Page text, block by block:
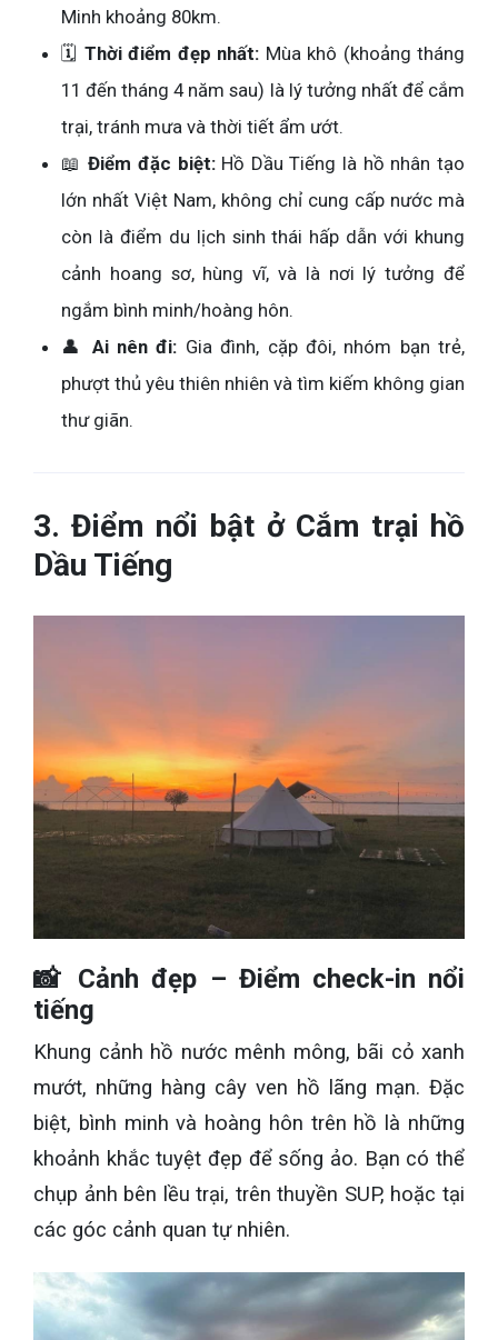
Minh khoảng 80km.
🗓️ Thời điểm đẹp nhất: Mùa khô (khoảng tháng
11 đến tháng 4 năm sau) là lý tưởng nhất để cắm
trại, tránh mưa và thời tiết ẩm ướt.
📖Điểm đặc biệt:Hồ Dầu Tiếng là hồ nhân tạo
lớn nhất Việt Nam, không chỉ cung cấp nước mà
còn là điểm du lịch sinh thái hấp dẫn với khung
cảnh hoang sơ, hùng vĩ, và là nơi lý tưởng để
ngắm bình minh/hoàng hôn.
👤 Ai nên đi: Gia đình, cặp đôi, nhóm bạn trẻ,
phượt thủ yêu thiên nhiên và tìm kiếm không gian
thư giãn.
3. Điểm nổi bật ở Cắm trại hồ
Dầu Tiếng
📸 Cảnh đẹp – Điểm check-in nổi
tiếng
Khung cảnh hồ nước mênh mông, bãi cỏ xanh
mướt, những hàng cây ven hồ lãng mạn. Đặc
biệt, bình minh và hoàng hôn trên hồ là những
khoảnh khắc tuyệt đẹp để sống ảo. Bạn có thể
chụp ảnh bên lều trại, trên thuyền SUP, hoặc tại
các góc cảnh quan tự nhiên.